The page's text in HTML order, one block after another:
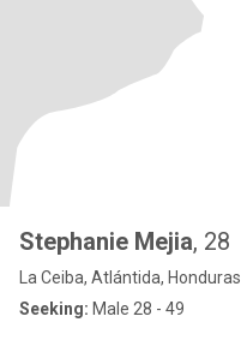
Stephanie Mejia, 28
La Ceiba, Atlántida, Honduras
Seeking: Male 28 - 49